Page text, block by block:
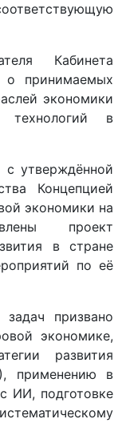
Кабинета
о принимаемых
экономики
технологий в
с утверждённой
Концепцией
экономики на
проект
в стране
по её
призвано
экономике,
развития
применению в
ИИ, подготовке